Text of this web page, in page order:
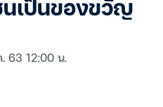
นเป็นของขวัญ
63 12:00 น.